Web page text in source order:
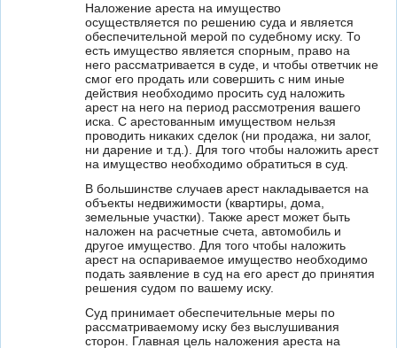
Наложение ареста на имущество
осуществляется по решению суда и является
обеспечительной мерой по судебному иску. То
есть имущество является спорным, право на
него рассматривается в суде, и чтобы ответчик не
смог его продать или совершить с ним иные
действия необходимо просить суд наложить
арест на него на период рассмотрения вашего
иска. С арестованным имуществом нельзя
проводить никаких сделок (ни продажа, ни залог,
ни дарение и т.д.). Для того чтобы наложить арест
на имущество необходимо обратиться в суд.
В большинстве случаев арест накладывается на
объекты недвижимости (квартиры, дома,
земельные участки). Также арест может быть
наложен на расчетные счета, автомобиль и
другое имущество. Для того чтобы наложить
арест на оспариваемое имущество необходимо
подать заявление в суд на его арест до принятия
решения судом по вашему иску.
Суд принимает обеспечительные меры по
рассматриваемому иску без выслушивания
сторон. Главная цель наложения ареста на